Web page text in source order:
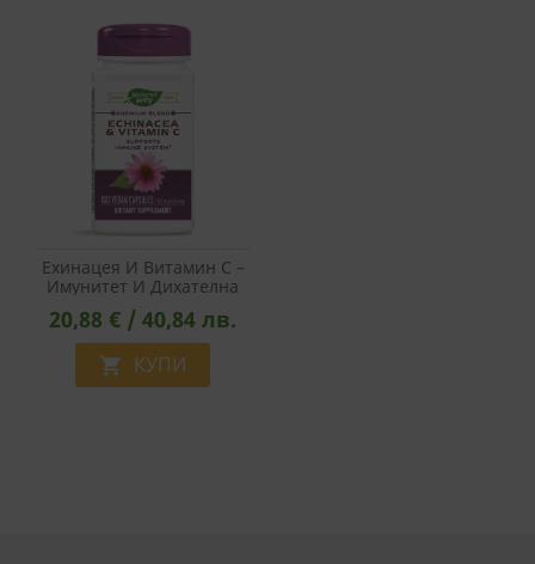
Ехинацея И Витамин C –
Имунитет И Дихателна
Система - Премиум
Формула Срещу
Респираторни
Инфекции, 100 Капсули
20,88 € / 40,84 лв.
 КУПИ